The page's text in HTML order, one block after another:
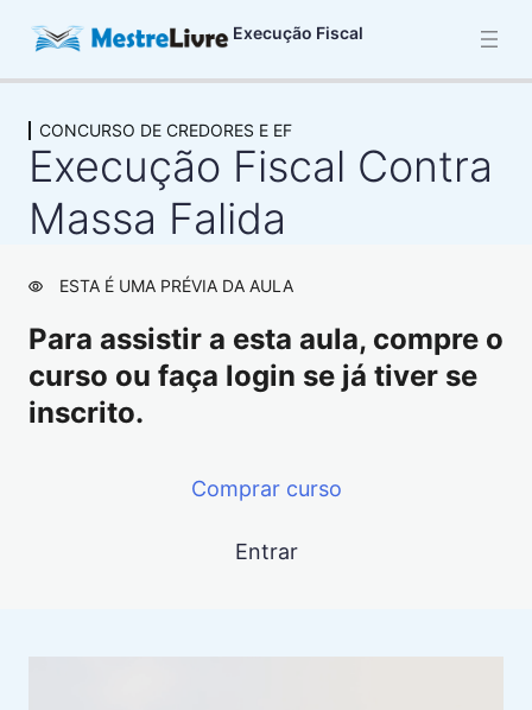
Execução Fiscal
INTRODUÇÃO AO PROCESSO DE
EXECUÇÃO FISCAL
2 aulas
LEGITIMAÇÃO ATIVA NA EF
EXECUÇÃO CONTRA A FAZENDA,
APLICAÇÃO DO CPC E MINISTÉRIO
PÚBLICO
2 aulas
DÍVIDA ATIVA
LEGITIMAÇÃO PASSIVA NA EF
COMPETÊNCIA PARA A EF
CONCURSO DE CREDORES E EF
Execução Fiscal Contra
Massa Falida
ESTA É UMA PRÉVIA DA AULA
Para assistir a esta aula, compre o
curso ou faça login se já tiver se
inscrito.
Comprar curso
Entrar